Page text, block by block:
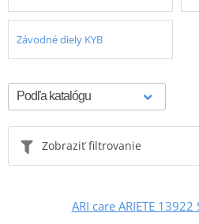
Závodné diely KYB
Zobraziť filtrovanie
ARI care ARIETE 13922